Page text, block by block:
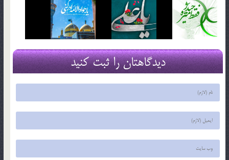
دیدگاهتان را ثبت کنید